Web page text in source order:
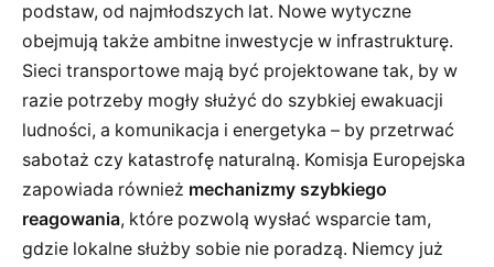
podstaw, od najmłodszych lat. Nowe wytyczne
obejmują także ambitne inwestycje w infrastrukturę.
Sieci transportowe mają być projektowane tak, by w
razie potrzeby mogły służyć do szybkiej ewakuacji
ludności, a komunikacja i energetyka – by przetrwać
sabotaż czy katastrofę naturalną. Komisja Europejska
zapowiada również mechanizmy szybkiego
reagowania, które pozwolą wysłać wsparcie tam,
gdzie lokalne służby sobie nie poradzą. Niemcy już